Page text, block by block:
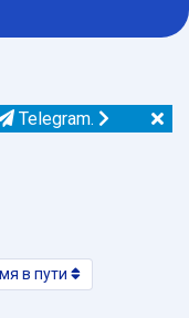
Telegram.
в пути